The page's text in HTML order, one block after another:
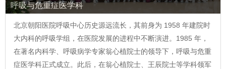
呼吸与危重症医学科
北京朝阳医院呼吸中心历史源远流长，其前身为 1958 年建院时
大内科的呼吸学组，在医院发展的进程中不断演进。1985 年，
在著名内科学、呼吸病学专家翁心植院士的领导下，呼吸与危重
症医学科正式成立。此后，在翁心植院士、王辰院士等学科领军